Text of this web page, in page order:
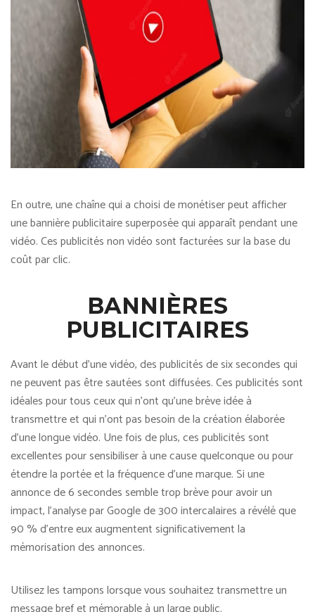
En outre, une chaîne qui a choisi de monétiser peut afficher
une bannière publicitaire superposée qui apparaît pendant une
vidéo. Ces publicités non vidéo sont facturées sur la base du
coût par clic.
BANNIÈRES
PUBLICITAIRES
Avant le début d’une vidéo, des publicités de six secondes qui
ne peuvent pas être sautées sont diffusées. Ces publicités sont
idéales pour tous ceux qui n’ont qu’une brève idée à
transmettre et qui n’ont pas besoin de la création élaborée
d’une longue vidéo. Une fois de plus, ces publicités sont
excellentes pour sensibiliser à une cause quelconque ou pour
étendre la portée et la fréquence d’une marque. Si une
annonce de 6 secondes semble trop brève pour avoir un
impact, l’analyse par Google de 300 intercalaires a révélé que
90 % d’entre eux augmentent significativement la
mémorisation des annonces.
Utilisez les tampons lorsque vous souhaitez transmettre un